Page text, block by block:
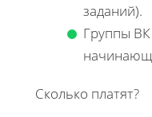
заданий).
Группы
Сколько платят?